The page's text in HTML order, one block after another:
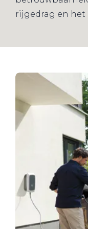
rijgedrag en het